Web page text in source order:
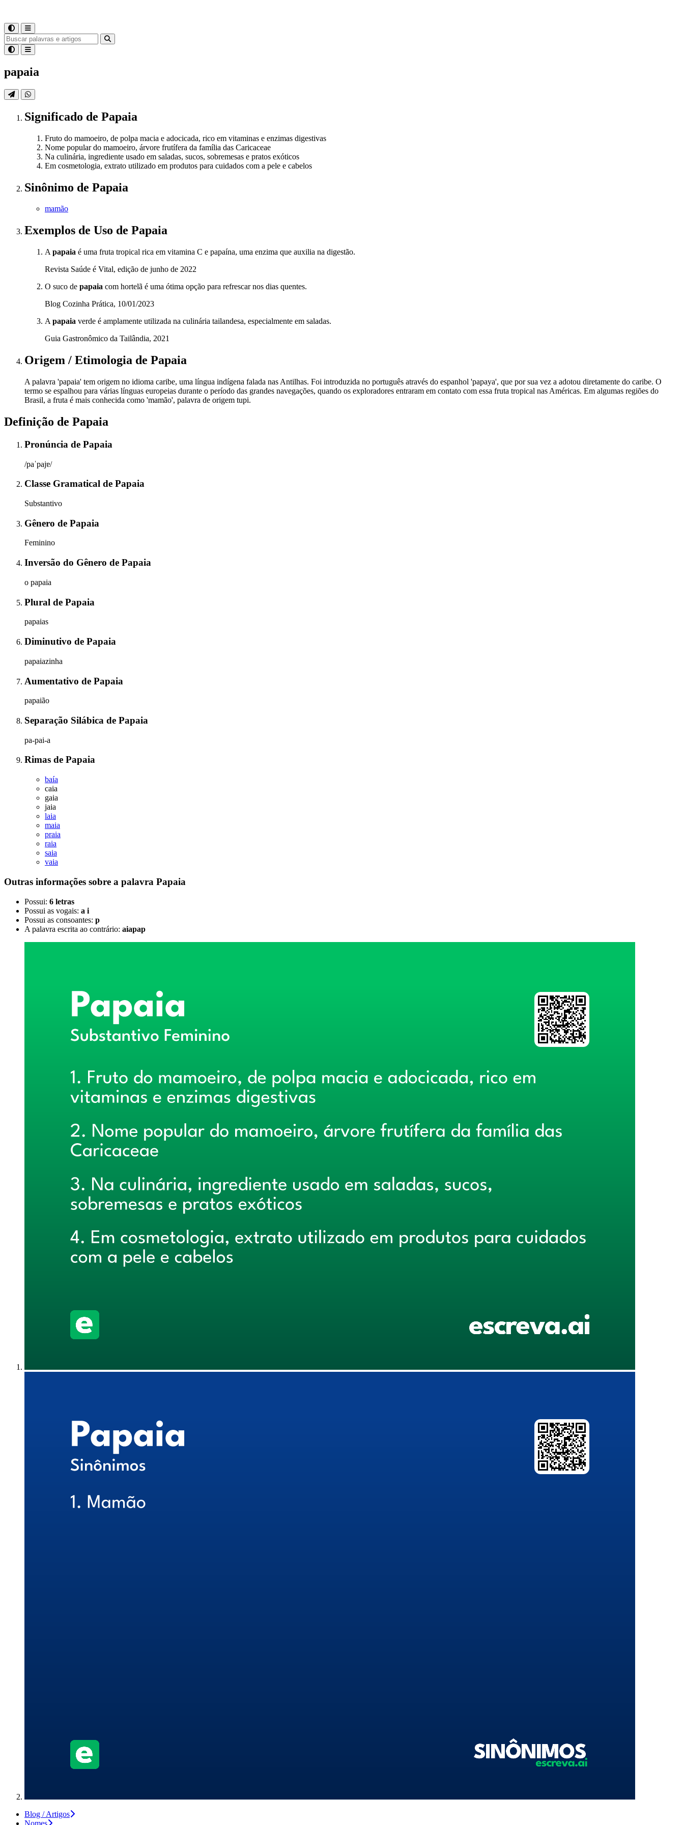
papaia
Significado de Papaia
Fruto do mamoeiro, de polpa macia e adocicada, rico em vitaminas e enzimas digestivas
Nome popular do mamoeiro, árvore frutífera da família das Caricaceae
Na culinária, ingrediente usado em saladas, sucos, sobremesas e pratos exóticos
Em cosmetologia, extrato utilizado em produtos para cuidados com a pele e cabelos
Sinônimo de Papaia
mamão
Exemplos de Uso de Papaia
A papaia é uma fruta tropical rica em vitamina C e papaína, uma enzima que auxilia na digestão.
Revista Saúde é Vital, edição de junho de 2022
O suco de papaia com hortelã é uma ótima opção para refrescar nos dias quentes.
Blog Cozinha Prática, 10/01/2023
A papaia verde é amplamente utilizada na culinária tailandesa, especialmente em saladas.
Guia Gastronômico da Tailândia, 2021
Origem / Etimologia de Papaia
A palavra 'papaia' tem origem no idioma caribe, uma língua indígena falada nas Antilhas. Foi introduzida no português através do espanhol 'papaya', que por sua vez a adotou diretamente do caribe. O
termo se espalhou para várias línguas europeias durante o período das grandes navegações, quando os exploradores entraram em contato com essa fruta tropical nas Américas. Em algumas regiões do
Brasil, a fruta é mais conhecida como 'mamão', palavra de origem tupi.
Definição de Papaia
Pronúncia de Papaia
/paˈpajɐ/
Classe Gramatical de Papaia
Substantivo
Gênero de Papaia
Feminino
Inversão do Gênero de Papaia
o papaia
Plural de Papaia
papaias
Diminutivo de Papaia
papaiazinha
Aumentativo de Papaia
papaião
Separação Silábica de Papaia
pa-pai-a
Rimas de Papaia
baía
caia
gaia
jaia
laia
maia
praia
raia
saia
vaia
Outras informações sobre a palavra Papaia
Possui: 6 letras
Possui as vogais: a i
Possui as consoantes: p
A palavra escrita ao contrário: aiapap
Blog / Artigos
Nomes